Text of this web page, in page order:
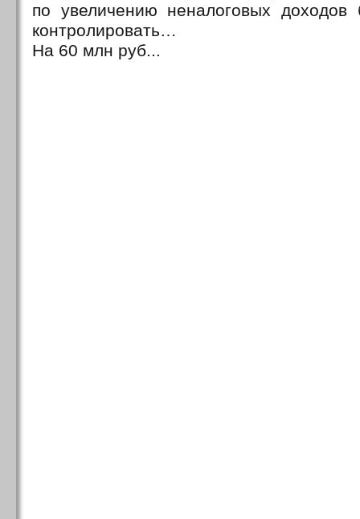
по увеличению неналоговых
контролировать…
На 60 млн руб...